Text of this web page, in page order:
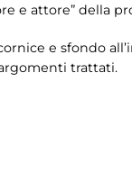
e attore” della
e sfondo
trattati.